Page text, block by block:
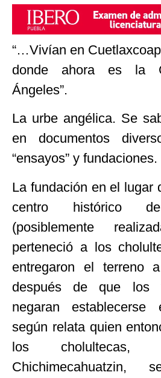
“…Vivían en
donde ahora es la
Ángeles”.
La urbe angélica. Se
en documentos
“ensayos” y fundaciones.
La fundación en el lugar
centro histórico
(posiblemente
perteneció a los
entregaron el terreno
después de que los
negaran
según relata quien
los cholultecas,